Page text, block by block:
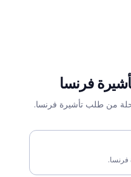
فرنسا
من طلب تأشيرة فرنسا.
فرنسا.